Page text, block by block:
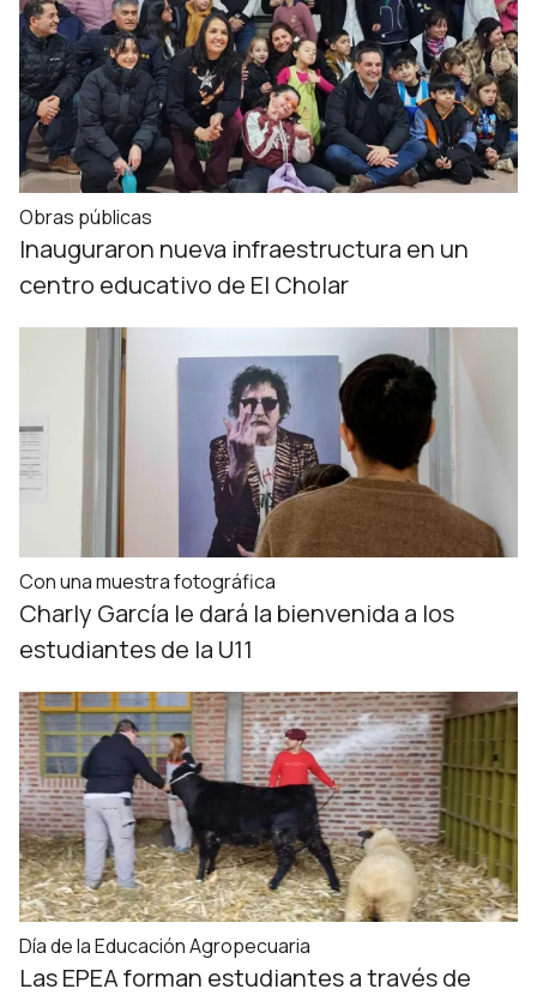
Obras públicas
Inauguraron nueva infraestructura en un
centro educativo de El Cholar
Con una muestra fotográfica
Charly García le dará la bienvenida a los
estudiantes de la U11
Día de la Educación Agropecuaria
Las EPEA forman estudiantes a través de